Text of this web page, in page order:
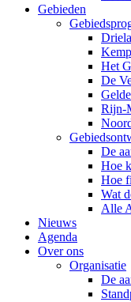
Gebieden
Het
De
Rijn-
De
Hoe
Hoe
Wat
Alle
Nieuws
Agenda
Over ons
Organisatie
De